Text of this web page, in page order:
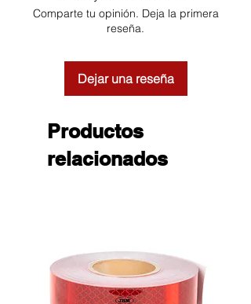
Comparte tu opinión. Deja la primera
reseña.
Dejar una reseña
Productos
relacionados